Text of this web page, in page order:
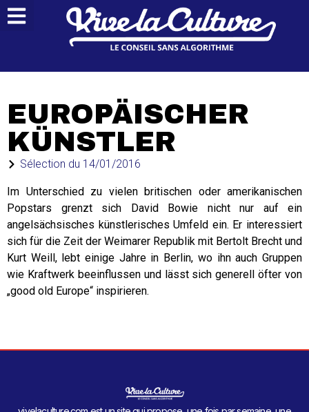
EUROPÄISCHER
KÜNSTLER
Sélection du 14/01/2016
Im Unterschied zu vielen britischen oder amerikanischen
Popstars grenzt sich David Bowie nicht nur auf ein
angelsächsisches künstlerisches Umfeld ein. Er interessiert
sich für die Zeit der Weimarer Republik mit Bertolt Brecht und
Kurt Weill, lebt einige Jahre in Berlin, wo ihn auch Gruppen
wie Kraftwerk beeinflussen und lässt sich generell öfter von
„good old Europe“ inspirieren.